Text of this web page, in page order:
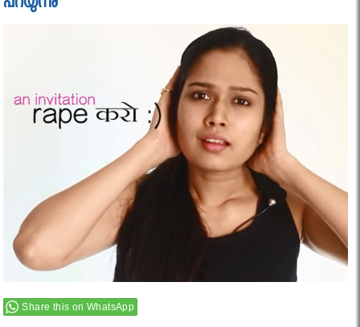
Share this on WhatsApp